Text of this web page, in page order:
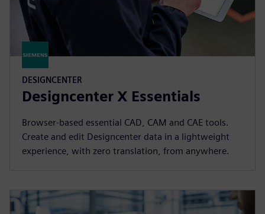
DESIGNCENTER
Designcenter X Essentials
Browser-based essential CAD, CAM and CAE tools.
Create and edit Designcenter data in a lightweight
experience, with zero translation, from anywhere.